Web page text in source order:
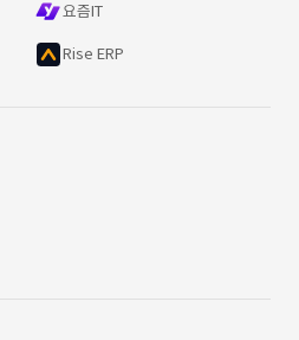
요즘IT
Rise ERP